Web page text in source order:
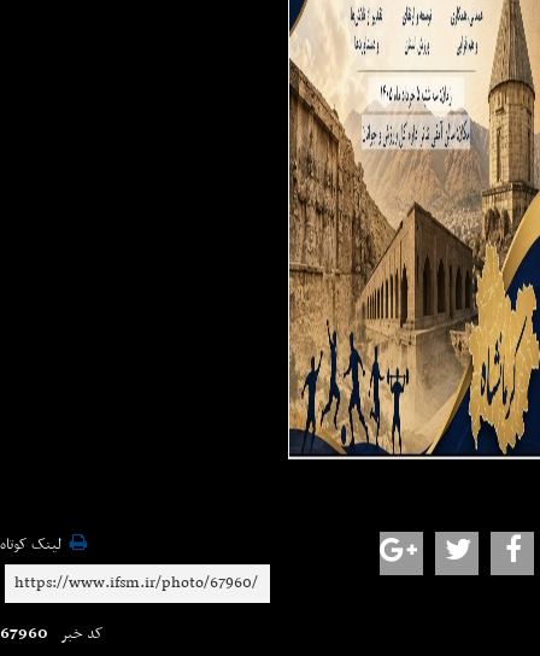
لینک کوتاه
کد خبر 67960